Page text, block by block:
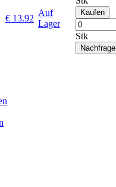
€ 13.92
Auf
Lager
Kaufen
Stk